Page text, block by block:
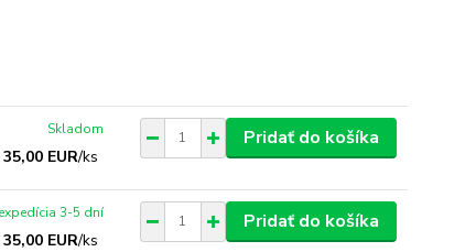
35,00 EUR/ks
Skladom Pridať do košíka
35,00 EUR/ks
expedícia 3-5 dní Pridať do košíka